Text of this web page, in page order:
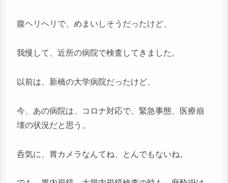
腹ヘリヘリで、めまいしそうだったけど、
我慢して、近所の病院で検査してきました。
以前は、新橋の大学病院だったけど、
今、あの病院は、コロナ対応で、緊急事態、医療崩
壊の状況だと思う。
呑気に、胃カメラなんてね、とんでもないね。